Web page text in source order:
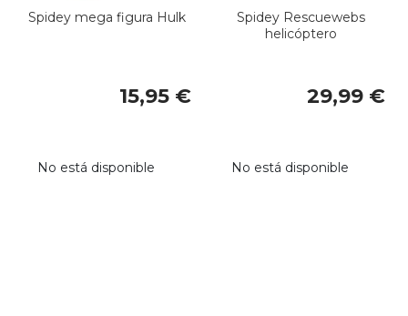
Spidey mega figura Hulk
15,95 €
No está disponible
Spidey Rescuewebs
helicóptero
29,99 €
No está disponible